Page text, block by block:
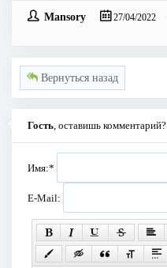
Mansory 27/04/2022
Вернуться назад
Гость, оставишь комментарий?
Имя:*
E-Mail: